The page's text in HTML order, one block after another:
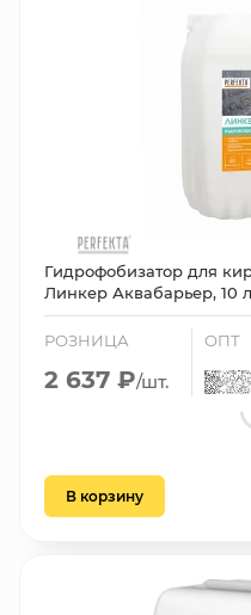
Гидрофобизатор для
Линкер Аквабарьер, 10 л
РОЗНИЦА
2 637 ₽/шт.
ОПТ
В корзину